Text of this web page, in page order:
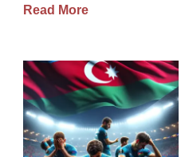
Read More